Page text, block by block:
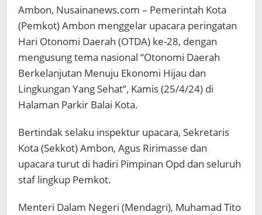
Ambon, Nusainanews.com – Pemerintah Kota
(Pemkot) Ambon menggelar upacara peringatan
Hari Otonomi Daerah (OTDA) ke-28, dengan
mengusung tema nasional “Otonomi Daerah
Berkelanjutan Menuju Ekonomi Hijau dan
Lingkungan Yang Sehat”, Kamis (25/4/24) di
Halaman Parkir Balai Kota.
Bertindak selaku inspektur upacara, Sekretaris
Kota (Sekkot) Ambon, Agus Ririmasse dan
upacara turut di hadiri Pimpinan Opd dan seluruh
staf lingkup Pemkot.
Menteri Dalam Negeri (Mendagri), Muhamad Tito